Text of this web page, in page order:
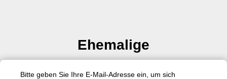
Ehemalige
Bitte geben Sie Ihre E-Mail-Adresse ein, um sich